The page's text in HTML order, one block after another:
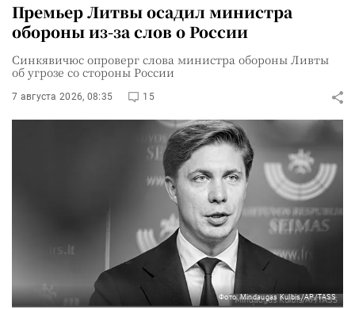
Премьер Литвы осадил министра
обороны из-за слов о России
Синкявичюс опроверг слова министра обороны Ливты
об угрозе со стороны России
7 августа 2026, 08:35 15
Фото: Mindaugas Kulbis/AP/TASS